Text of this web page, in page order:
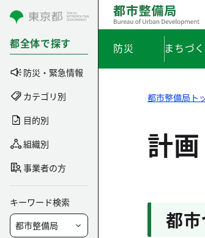
コンテンツにスキップ
都全体で探す
防災・緊急情報
カテゴリ別
目的別
組織別
事業者の方
キーワード検索
防災 まちづ
都市整備局ト
計画
都